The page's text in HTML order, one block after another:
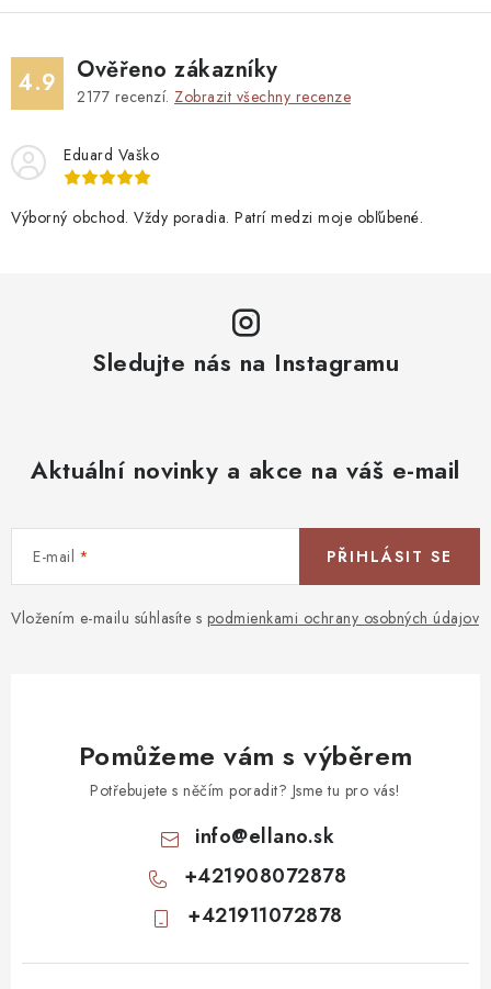
4.9 Ověřeno zákazníky
2177 recenzí. Zobrazit všechny recenze
Eduard Vaško
Výborný obchod. Vždy poradia. Patrí medzi moje obľúbené.
Sledujte nás na Instagramu
Aktuální novinky a akce na váš e-mail
E-mail
Vložením e-mailu súhlasíte s podmienkami ochrany osobných údajov
PŘIHLÁSIT SE
Pomůžeme vám s výběrem
Potřebujete s něčím poradit? Jsme tu pro vás!
info@ellano.sk
+421908072878
+421911072878